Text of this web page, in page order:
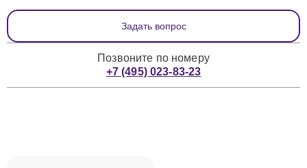
Задать вопрос
Позвоните по номеру
+7 (495) 023-83-23